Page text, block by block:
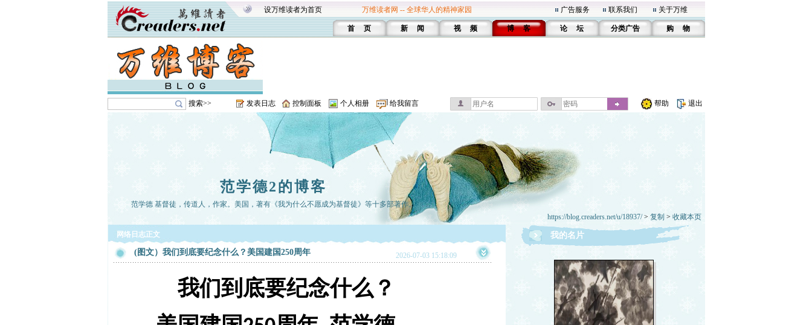
设万维读者为首页 万维读者网 -- 全球华人的精神家园 广告服务 联系我们 关于万维
首 页 新 闻 视 频 博 客 论 坛 分类广告 购 物
搜索>> 发表日志 控制面板 个人相册 给我留言 帮助 退出
范学德2的博客
范学德 基督徒，传道人，作家。美国，著有《我为什么不愿成为基督徒》等十多部著作。
https://blog.creaders.net/u/18937/> 复制 > 收藏本页
网络日志正文
(图文）我们到底要纪念什么？美国建国250周年 2026-07-03 15:18:09
我们到底要纪念什么？
我的名片